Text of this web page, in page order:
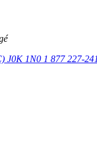
J0K 1N0 1 877 227-